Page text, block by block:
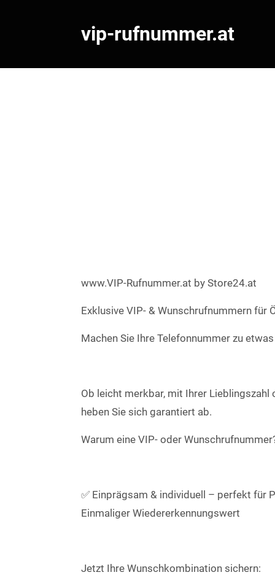
vip-rufnummer.at
www.VIP-Rufnummer.at by Store24.at
Exklusive VIP- & Wunschrufnummern für
Machen Sie Ihre Telefonnummer zu
Ob leicht merkbar, mit Ihrer
heben Sie sich garantiert ab.
Warum eine VIP- oder
✅ Einprägsam & individuell – perfekt für
Einmaliger Wiedererkennungswert
Jetzt Ihre Wunschkombination sichern: